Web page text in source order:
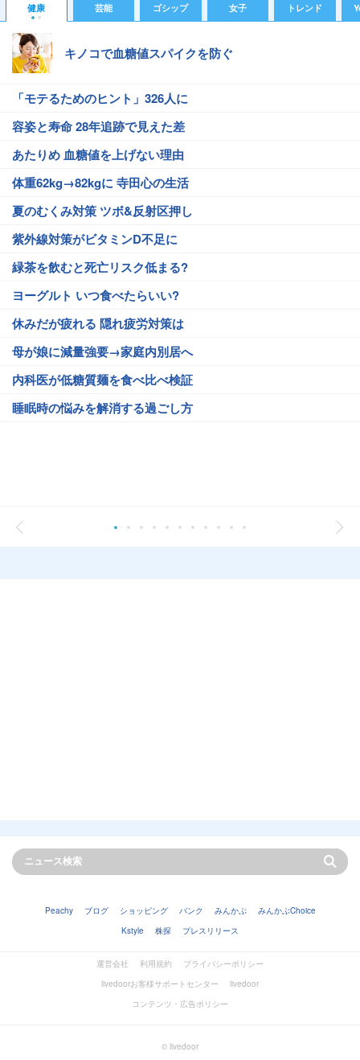
健康 芸能 ゴシップ 女子 トレンド
キノコで血糖値スパイクを防ぐ
「モテるためのヒント」326人に
容姿と寿命 28年追跡で見えた差
あたりめ 血糖値を上げない理由
体重62kg→82kgに 寺田心の生活
夏のむくみ対策 ツボ&反射区押し
紫外線対策がビタミンD不足に
緑茶を飲むと死亡リスク低まる?
ヨーグルト いつ食べたらいい?
休みだが疲れる 隠れ疲労対策は
母が娘に減量強要→家庭内別居へ
内科医が低糖質麺を食べ比べ検証
睡眠時の悩みを解消する過ごし方
Peachy ブログ ショッピング バンク みんかぶ
みんかぶChoice
Kstyle
株探 プレスリリース
運営会社 利用規約
プライバシーポリシー
livedoorお客様サポートセンター
livedoor
コンテンツ・広告ポリシー
© livedoor